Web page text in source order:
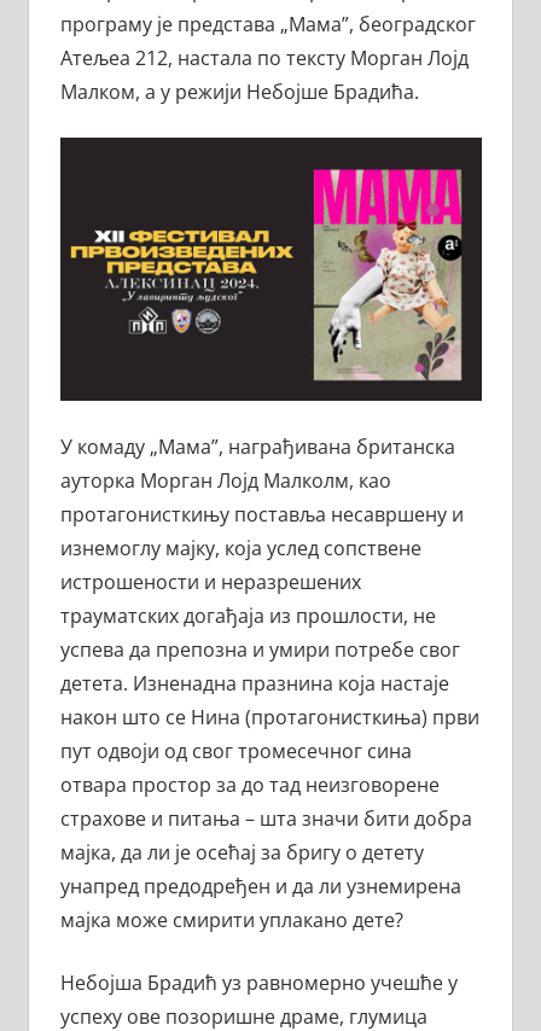
програму је представа „Мама”, београдског
Атељеа 212, настала по тексту Морган Лојд
Малком, а у режији Небојше Брадића.
У комаду „Мама”, награђивана британска
ауторка Морган Лојд Малколм, као
протагонисткињу поставља несавршену и
изнемоглу мајку, која услед сопствене
истрошености и неразрешених
трауматских догађаја из прошлости, не
успева да препозна и умири потребе свог
детета. Изненадна празнина која настаје
након што се Нина (протагонисткиња) први
пут одвоји од свог тромесечног сина
отвара простор за до тад неизговорене
страхове и питања – шта значи бити добра
мајка, да ли је осећај за бригу о детету
унапред предодређен и да ли узнемирена
мајка може смирити уплакано дете?
Небојша Брадић уз равномерно учешће у
успеху ове позоришне драме, глумица